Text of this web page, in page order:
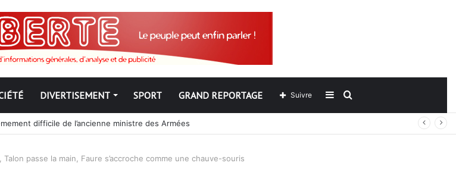
DIVERTISEMENT SPORT GRAND REPORTAGE Rechercher
Sidebar
(barre
Suivre
partir ; les Togolais disent non et sont vent debout
passe la main, Faure s’accroche comme une chauve-souris